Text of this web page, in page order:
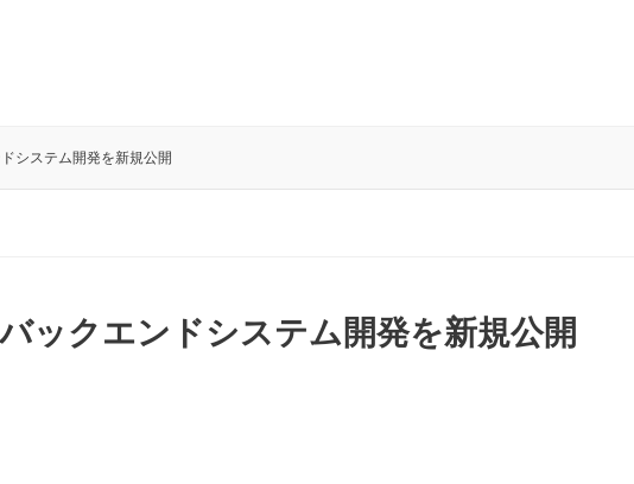
システム開発を新規公開
ックエンドシステム開発を新規公開